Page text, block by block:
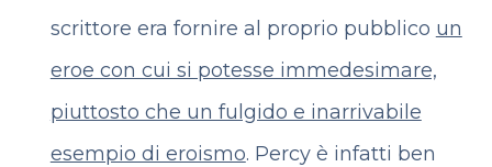
scrittore era fornire al proprio pubblico un
eroe con cui si potesse immedesimare,
piuttosto che un fulgido e inarrivabile
esempio di eroismo. Percy è infatti ben